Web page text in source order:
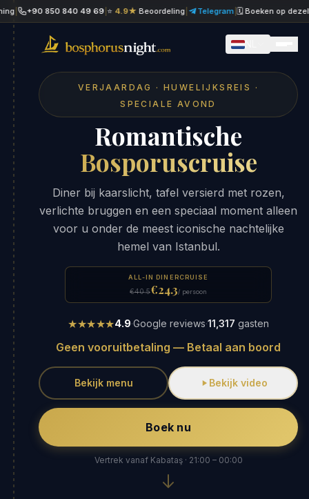
850 840 49 69|⭐4.9★Beoordeling| Telegram|🗓 Boeken op dezelfde dag|
VERJAARDAG · HUWELIJKSREIS ·
SPECIALE AVOND
Romantische
Bosporuscruise
Diner bij kaarslicht, tafel versierd met rozen,
verlichte bruggen en een speciaal moment alleen
voor u onder de meest iconische nachtelijke
hemel van Istanbul.
ALL-IN DINERCRUISE
€40.5€24.3/ persoon
★★★★★4.9·Google reviews·11,317 gasten
Geen vooruitbetaling — Betaal aan boord
Bekijk menu Bekijk video
Boek nu
Vertrek vanaf Kabataş · 21:00 – 00:00